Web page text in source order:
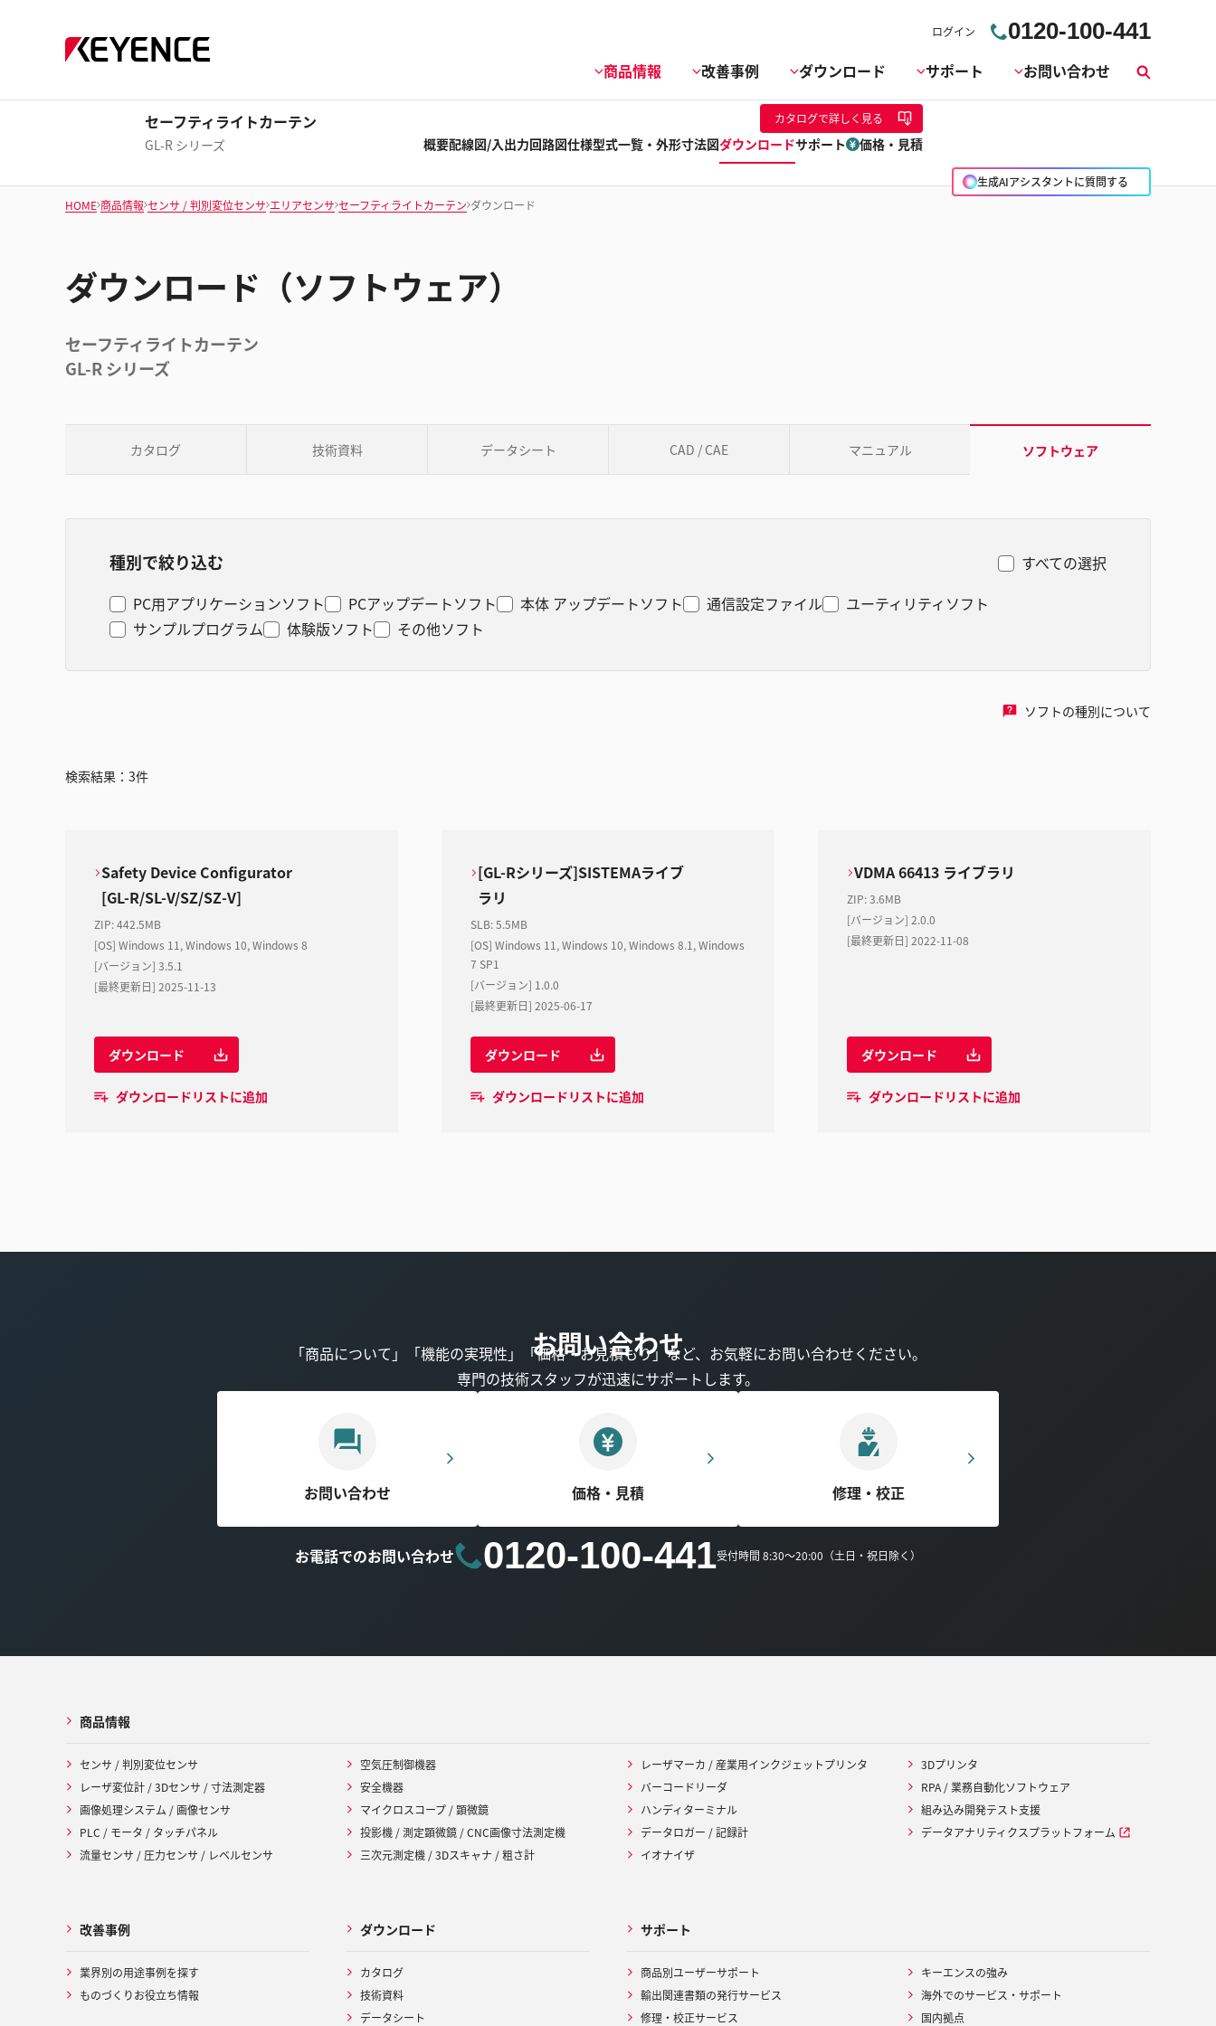
ログイン 0120-100-441
商品情報 改善事例 ダウンロード サポート お問い合わせ
索
セーフティライトカーテン
GL-R シリーズ
生成AIアシスタントに質問する
カタログで詳しく見る
概要配線図/入出力回路図仕様型式一覧・外形寸法図ダウンロードサポート 価格・見積
HOME 商品情報 センサ / 判別変位センサ エリアセンサ セーフティライトカーテン ダウンロード
ダウンロード（ソフトウェア）
セーフティライトカーテン
GL-R シリーズ
カタログ 技術資料 データシート CAD / CAE マニュアル ソフトウェア
種別で絞り込む
PC用アプリケーションソフト PCアップデートソフト 本体 アップデートソフト 通信設定ファイル
ユーティリティソフト
サンプルプログラム
体験版ソフト その他ソフト
すべての選択
ソフトの種別について
検索結果： 3件
Safety Device Configurator
[GL-R/SL-V/SZ/SZ-V]
ZIP:442.5MB
[OS] Windows 11, Windows 10, Windows 8
[バージョン] 3.5.1
[最終更新日] 2025-11-13
ダウンロード
ダウンロードリストに追加
[GL-Rシリーズ]SISTEMAライブ
ラリ
SLB:5.5MB
[OS] Windows 11, Windows 10, Windows 8.1, Windows
7 SP1
[バージョン] 1.0.0
[最終更新日] 2025-06-17
ダウンロード
ダウンロードリストに追加
VDMA 66413 ライブラリ
ZIP:3.6MB
[バージョン] 2.0.0
[最終更新日] 2022-11-08
ダウンロード
ダウンロードリストに追加
お問い合わせ
「商品について」「機能の実現性」「価格・お見積もり」など、お気軽にお問い合わせください。
専門の技術スタッフが迅速にサポートします。
お問い合わせ 価格・見積 修理・校正
お電話でのお問い合わせ 0120-100-441受付時間 8:30～20:00（土日・祝日除く）
商品情報
センサ / 判別変位センサ
レーザ変位計 / 3Dセンサ / 寸法測定器
画像処理システム / 画像センサ
PLC / モータ / タッチパネル
流量センサ / 圧力センサ / レベルセンサ
空気圧制御機器
安全機器
マイクロスコープ / 顕微鏡
投影機 / 測定顕微鏡 / CNC画像寸法測定機
三次元測定機 / 3Dスキャナ / 粗さ計
レーザマーカ / 産業用インクジェットプリンタ
バーコードリーダ
ハンディターミナル
データロガー / 記録計
イオナイザ
3Dプリンタ
RPA / 業務自動化ソフトウェア
組み込み開発テスト支援
データアナリティクスプラットフォーム
改善事例
業界別の用途事例を探す
ものづくりお役立ち情報
ダウンロード
カタログ
技術資料
データシート
サポート
商品別ユーザーサポート
輸出関連書類の発行サービス
修理・校正サービス
キーエンスの強み
海外でのサービス・サポート
国内拠点